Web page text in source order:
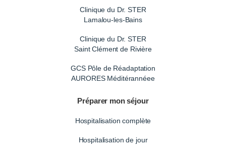
Clinique du Dr. STER
Lamalou-les-Bains
Clinique du Dr. STER
Saint Clément de Rivière
GCS Pôle de Réadaptation
AURORES Méditérannéee
Préparer mon séjour
Hospitalisation complète
Hospitalisation de jour